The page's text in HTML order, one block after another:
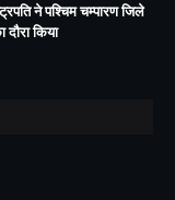
ने पश्चिम चम्पारण जिले
किया